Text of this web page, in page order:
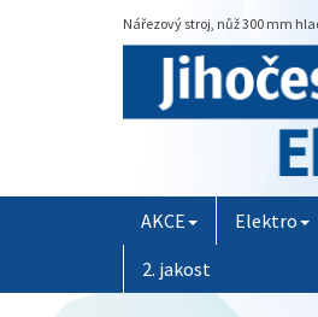
Nářezový stroj, nůž 300 mm
AKCE Elektro
2. jakost